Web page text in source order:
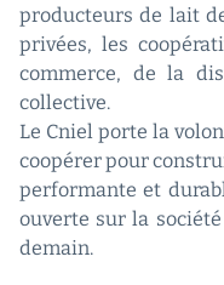
producteurs de lait
privées, les
commerce, de la
collective.
Le Cniel porte la
coopérer pour
performante et
ouverte sur la
demain.